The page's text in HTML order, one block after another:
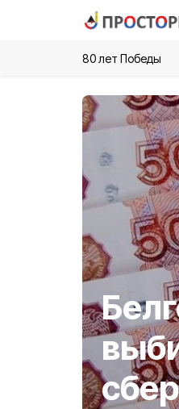
80 лет Победы